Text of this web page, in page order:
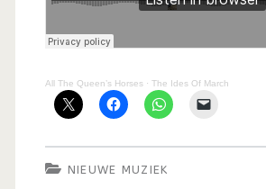
All The Queen’s Horses· The Ides Of March
NIEUWE MUZIEK